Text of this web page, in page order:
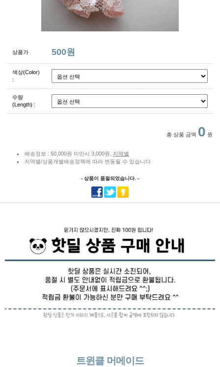
상품가 500원
색상(Color)
:
수량
(Length) :
총 상품 금액 0 원
배송정보 : 50,000원 미만시 3,000원, 지역별
지역별/상품개별배송정책에 따라 변동될 수 있습니다
- 상품이 품절되었습니다. -
트윈클 머메이드